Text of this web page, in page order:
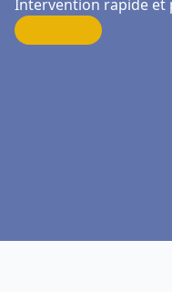
Intervention rapide et